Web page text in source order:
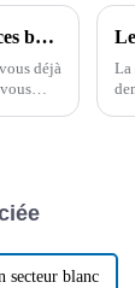
Ne manquez pas ces bons articles comme cadeau de Noël !
déjà
La
secteur blanc